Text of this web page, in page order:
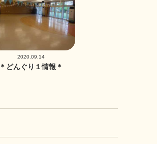
2020.09.14
＊どんぐり１情報＊